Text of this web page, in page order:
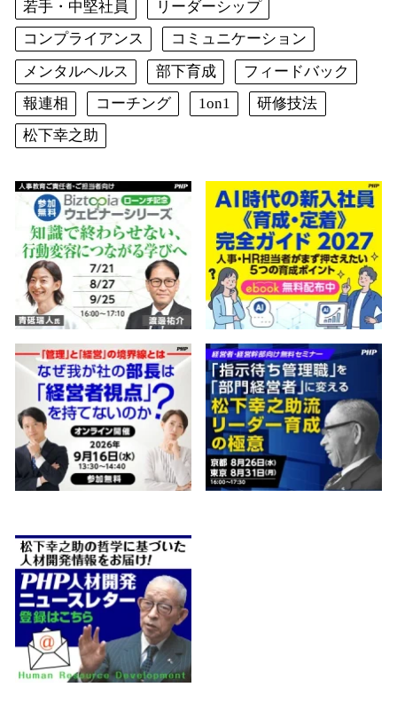
若手・中堅社員
リーダーシップ
コンプライアンス
コミュニケーション
メンタルヘルス
部下育成
フィードバック
報連相
コーチング 1on1
研修技法
松下幸之助